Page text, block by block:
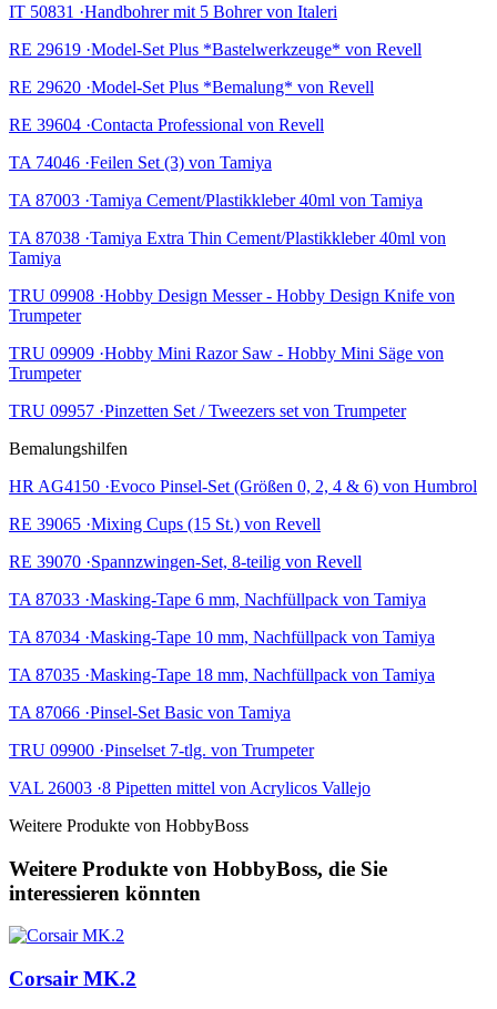
IT 50831 ·Handbohrer mit 5 Bohrer von Italeri
RE 29619 ·Model-Set Plus *Bastelwerkzeuge* von Revell
RE 29620 ·Model-Set Plus *Bemalung* von Revell
RE 39604 ·Contacta Professional von Revell
TA 74046 ·Feilen Set (3) von Tamiya
TA 87003 ·Tamiya Cement/Plastikkleber 40ml von Tamiya
TA 87038 ·Tamiya Extra Thin Cement/Plastikkleber 40ml von
Tamiya
TRU 09908 ·Hobby Design Messer - Hobby Design Knife von
Trumpeter
TRU 09909 ·Hobby Mini Razor Saw - Hobby Mini Säge von
Trumpeter
TRU 09957 ·Pinzetten Set / Tweezers set von Trumpeter
Bemalungshilfen
HR AG4150 ·Evoco Pinsel-Set (Größen 0, 2, 4 & 6) von Humbrol
RE 39065 ·Mixing Cups (15 St.) von Revell
RE 39070 ·Spannzwingen-Set, 8-teilig von Revell
TA 87033 ·Masking-Tape 6 mm, Nachfüllpack von Tamiya
TA 87034 ·Masking-Tape 10 mm, Nachfüllpack von Tamiya
TA 87035 ·Masking-Tape 18 mm, Nachfüllpack von Tamiya
TA 87066 ·Pinsel-Set Basic von Tamiya
TRU 09900 ·Pinselset 7-tlg. von Trumpeter
VAL 26003 ·8 Pipetten mittel von Acrylicos Vallejo
Weitere Produkte von HobbyBoss
Weitere Produkte von HobbyBoss, die Sie
interessieren könnten
Corsair MK.2